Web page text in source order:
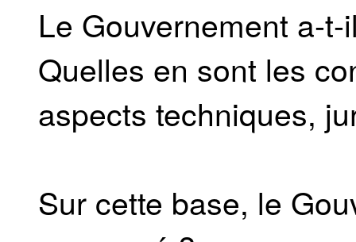
Le Gouvernement a-
Quelles en sont les
aspects techniques,
Sur cette base, le